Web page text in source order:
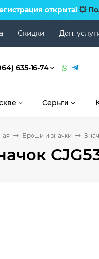
открыта! 💥
Скидки Доп.
635-16-74
Серьги
Броши и значки